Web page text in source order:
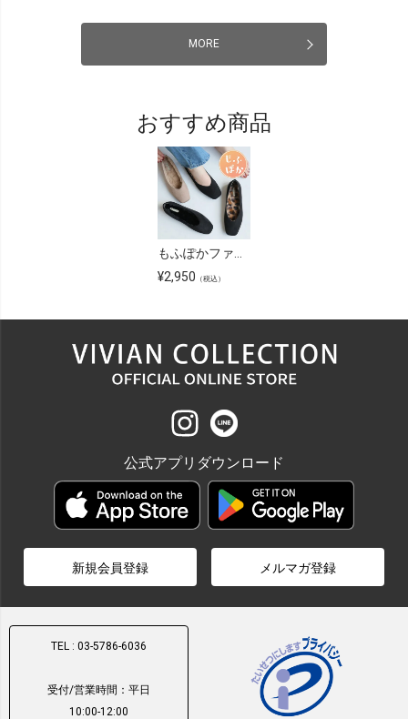
MORE
おすすめ商品
¥2,950 （税込）
公式アプリダウンロード
新規会員登録 メルマガ登録
TEL : 03-5786-6036
受付/営業時間：平日
10:00-12:00